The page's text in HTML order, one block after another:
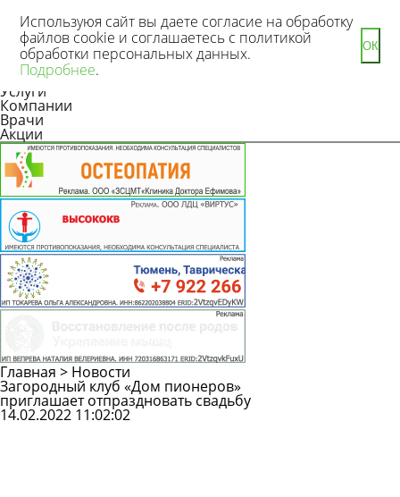
Новости
Статьи
Услуги
Компании
Врачи
Акции
Главная > Новости
Загородный клуб «Дом пионеров»
приглашает отпраздновать свадьбу
14.02.2022 11:02:02
Используюя сайт вы даете согласие на обработку
файлов cookie и соглашаетесь с политикой
обработки персональных данных.
Подробнее.
ОК